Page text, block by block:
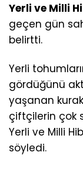
Yerli ve Milli
geçen gün
belirtti.
Yerli
gördüğünü
yaşanan
çiftçilerin çok
Yerli ve Milli
söyledi.